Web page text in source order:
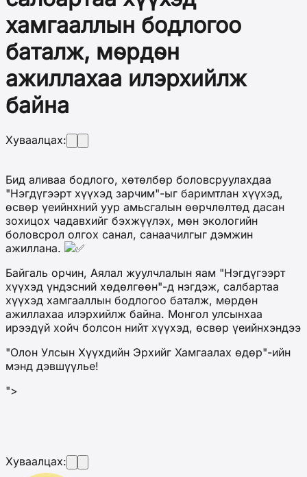
хамгааллын бодлогоо
баталж, мөрдөн
ажиллахаа илэрхийлж
байна
Хуваалцах:
Бид аливаа бодлого, хөтөлбөр боловсруулахдаа
"Нэгдүгээрт хүүхэд зарчим"-ыг баримтлан хүүхэд,
өсвөр үеийнхний уур амьсгалын өөрчлөлтөд дасан
зохицох чадавхийг бэхжүүлэх, мөн экологийн
боловсрол олгох санал, санаачилгыг дэмжин
ажиллана.
Байгаль орчин, Аялал жуулчлалын яам "Нэгдүгээрт
хүүхэд үндэсний хөдөлгөөн"-д нэгдэж, салбартаа
хүүхэд хамгааллын бодлогоо баталж, мөрдөн
ажиллахаа илэрхийлж байна. Монгол улсынхаа
ирээдүй хойч болсон нийт хүүхэд, өсвөр үеийнхэндээ
"Олон Улсын Хүүхдийн Эрхийг Хамгаалах өдөр"-ийн
мэнд дэвшүүлье!
">
Хуваалцах: